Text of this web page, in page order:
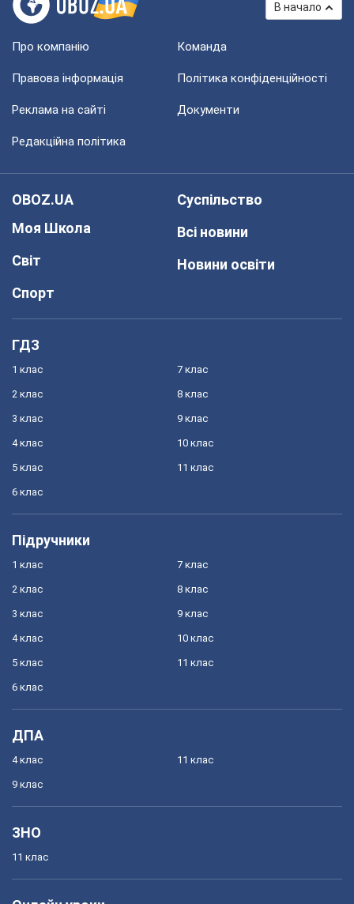
В начало
Про компанію Команда
Правова інформація Політика конфіденційності
Реклама на сайті Документи
Редакційна політика
OBOZ.UA
Моя Школа
Світ
Спорт
Суспільство
Всі новини
Новини освіти
ГДЗ
1 клас
2 клас
3 клас
4 клас
5 клас
6 клас
7 клас
8 клас
9 клас
10 клас
11 клас
Підручники
1 клас
2 клас
3 клас
4 клас
5 клас
6 клас
7 клас
8 клас
9 клас
10 клас
11 клас
ДПА
4 клас
9 клас
11 клас
ЗНО
11 клас